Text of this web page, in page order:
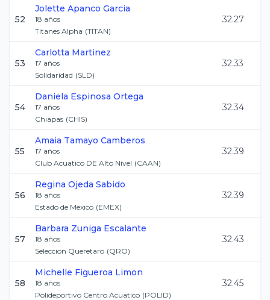
52
Jolette Apanco Garcia
18 años
Titanes Alpha (TITAN)
32.27
53
Carlotta Martinez
17 años
Solidaridad (SLD)
32.33
54
Daniela Espinosa Ortega
17 años
Chiapas (CHIS)
32.34
55
Amaia Tamayo Camberos
17 años
Club Acuatico DE Alto Nivel (CAAN)
32.39
56
Regina Ojeda Sabido
18 años
Estado de Mexico (EMEX)
32.39
57
Barbara Zuniga Escalante
18 años
Seleccion Queretaro (QRO)
32.43
58
Michelle Figueroa Limon
18 años
Polideportivo Centro Acuatico (POLID)
32.45